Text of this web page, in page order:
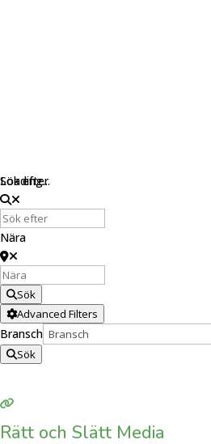
Loading...
Sök efter
Nära
Sök
Advanced Filters
Bransch
Sök
Rätt och Slätt Media